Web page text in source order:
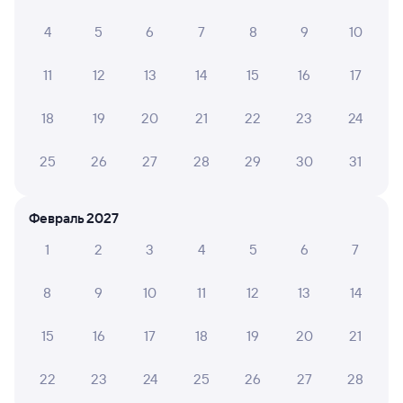
Новосибирск-Главный
Чаны
04:02 09:46
5 ч 44 м в пути
Новосибирск-Главный
Чаны
06:18 12:19
6 ч 1 м в пути
4 5 6 7 8 9 10
11 12 13 14 15 16 17
18 19 20 21 22 23 24
25 26 27 28 29 30 31
Февраль 2027
1
2 3 4 5 6 7
8 9 10 11 12 13 14
15 16 17 18 19 20 21
22 23 24 25 26 27 28